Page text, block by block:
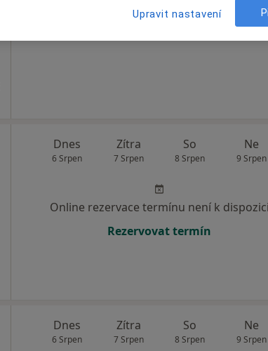
Online rezervace termínu není k
Dnes
6 Srpen
Zítra
7 Srpen
So
8 Srpen
Ne
9 Srpen
Online rezervace termínu není k dispozici
Rezervovat termín
Dnes
6 Srpen
Zítra
7 Srpen
So
8 Srpen
Ne
9 Srpen
Upravit nastavení